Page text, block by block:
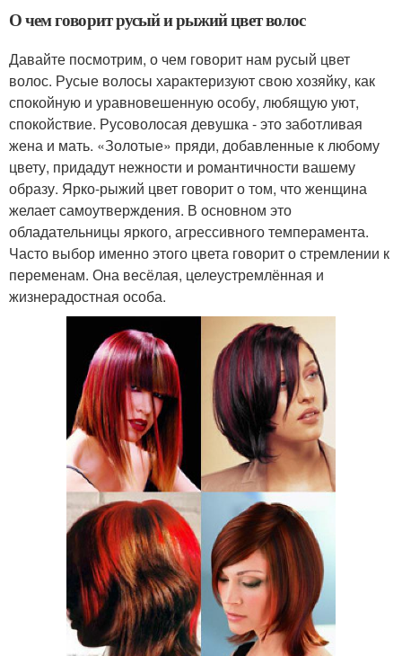
О чем говорит русый и рыжий цвет волос
Давайте посмотрим, о чем говорит нам русый цвет
волос. Русые волосы характеризуют свою хозяйку, как
спокойную и уравновешенную особу, любящую уют,
спокойствие. Русоволосая девушка - это заботливая
жена и мать. «Золотые» пряди, добавленные к любому
цвету, придадут нежности и романтичности вашему
образу. Ярко-рыжий цвет говорит о том, что женщина
желает самоутверждения. В основном это
обладательницы яркого, агрессивного темперамента.
Часто выбор именно этого цвета говорит о стремлении к
переменам. Она весёлая, целеустремлённая и
жизнерадостная особа.